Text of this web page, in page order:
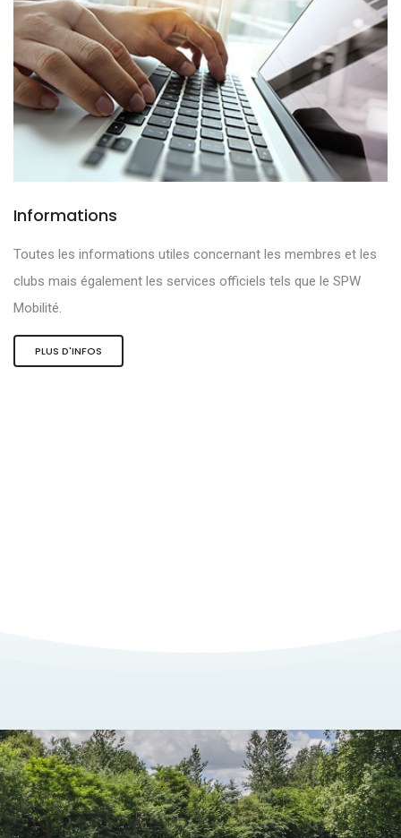
Informations
Toutes les informations utiles concernant les membres et les
clubs mais également les services officiels tels que le SPW
Mobilité.
PLUS D'INFOS